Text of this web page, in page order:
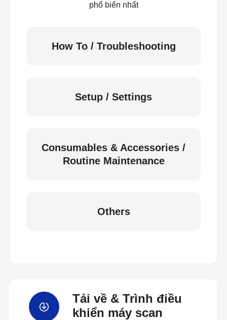
phổ biến nhất
How To / Troubleshooting
Setup / Settings
Consumables & Accessories /
Routine Maintenance
Others
Tải về & Trình điều
khiển máy scan